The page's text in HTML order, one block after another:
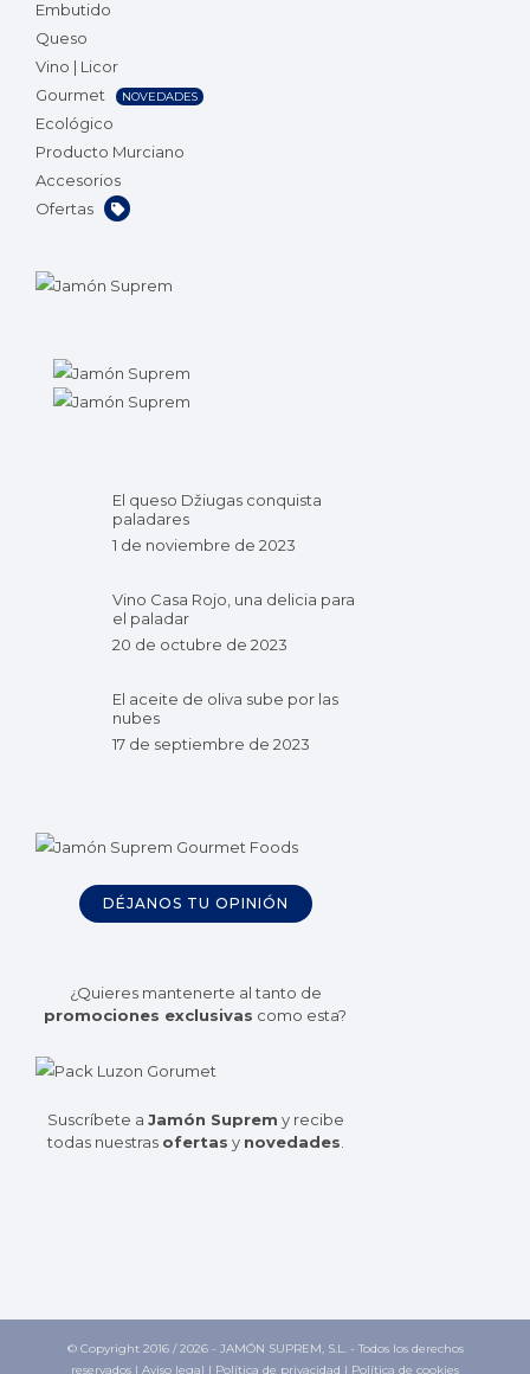
Embutido
Queso
Vino | Licor
Gourmet
NOVEDADES
Ecológico
Producto Murciano
Accesorios
Ofertas
El queso Džiugas conquista
paladares
1 de noviembre de 2023
Vino Casa Rojo, una delicia para
el paladar
20 de octubre de 2023
El aceite de oliva sube por las
nubes
17 de septiembre de 2023
DÉJANOS TU OPINIÓN
¿Quieres mantenerte al tanto de
promociones exclusivas como esta?
Suscríbete a Jamón Suprem y recibe
todas nuestras ofertas y novedades
© Copyright 2016 /2026 - JAMÓN SUPREM, S.L. - Todos los derechos
reservados | Aviso legal | Política de privacidad | Política de cookies